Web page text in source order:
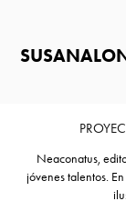
Neaconatus,
jóvenes talentos.